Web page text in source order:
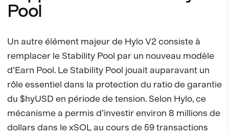
Pool
Un autre élément majeur de Hylo V2 consiste à
remplacer le Stability Pool par un nouveau modèle
d’Earn Pool. Le Stability Pool jouait auparavant un
rôle essentiel dans la protection du ratio de garantie
du $hyUSD en période de tension. Selon Hylo, ce
mécanisme a permis d’investir environ 8 millions de
dollars dans le xSOL au cours de 59 transactions